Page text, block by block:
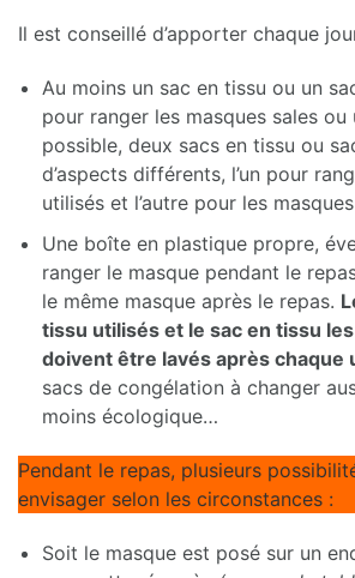
Il est conseillé d’apporter chaque
Au moins un sac en tissu ou un
pour ranger les masques sales ou
possible, deux sacs en tissu ou
d’aspects différents, l’un pour
utilisés et l’autre pour les
Une boîte en plastique propre,
ranger le masque pendant le
le même masque après le repas.
tissu utilisés et le sac en tissu
doivent être lavés après chaque
sacs de congélation à changer
moins écologique…
Pendant le repas, plusieurs
envisager selon les circonstances :
Soit le masque est posé sur un